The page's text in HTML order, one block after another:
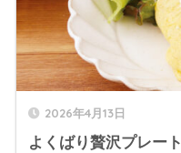
2026年4月13日
よくばり贅沢プレート